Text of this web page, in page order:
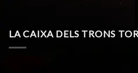
LA CAIXA DELS TRONS